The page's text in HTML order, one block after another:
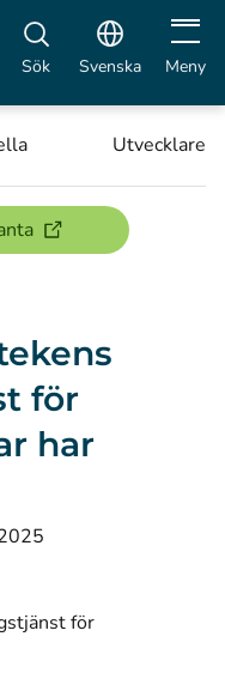
Sök Svenska Öppna
Meny
Utvecklare
(öppnas i ett nytt
för
har
för